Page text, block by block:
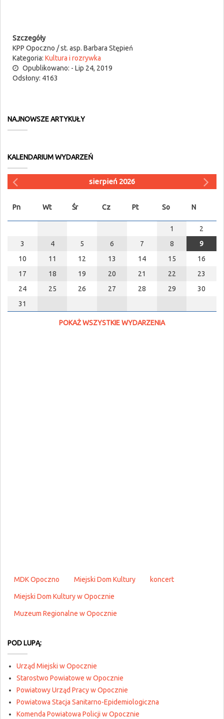
Szczegóły
KPP Opoczno / st. asp. Barbara Stępień
Kategoria: Kultura i rozrywka
Opublikowano: - Lip 24, 2019
Odsłony: 4163
NAJNOWSZE ARTYKUŁY
KALENDARIUM WYDARZEŃ
sierpień 2026
Pn Wt Śr Cz Pt So N
1
2
3
4 5 6 7 8
9
10
11 12 13 14 15
16
17
18 19 20 21 22
23
24
25 26 27 28 29
30
31
POKAŻ WSZYSTKIE WYDARZENIA
MDK Opoczno Miejski Dom Kultury koncert
Miejski Dom Kultury w Opocznie
Muzeum Regionalne w Opocznie
POD LUPĄ:
Urząd Miejski w Opocznie
Starostwo Powiatowe w Opocznie
Powiatowy Urząd Pracy w Opocznie
Powiatowa Stacja Sanitarno-Epidemiologiczna
Komenda Powiatowa Policji w Opocznie